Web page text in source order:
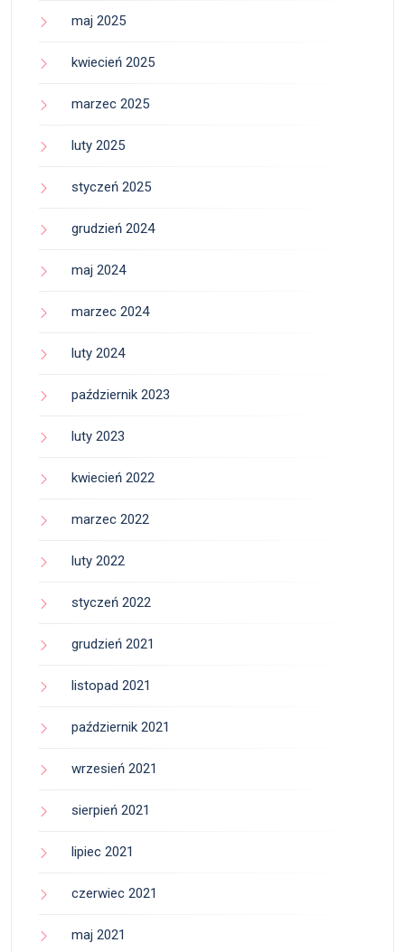
maj 2025
kwiecień 2025
marzec 2025
luty 2025
styczeń 2025
grudzień 2024
maj 2024
marzec 2024
luty 2024
październik 2023
luty 2023
kwiecień 2022
marzec 2022
luty 2022
styczeń 2022
grudzień 2021
listopad 2021
październik 2021
wrzesień 2021
sierpień 2021
lipiec 2021
czerwiec 2021
maj 2021